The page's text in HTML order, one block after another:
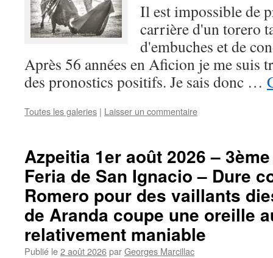
Il est impossible de
carrière d'un torero
d'embuches et de
Après 56 années en Aficion je me suis
des pronostics positifs. Je sais donc …
Toutes les galeries | Laisser un commentaire
Azpeitia 1er août 2026 –
Feria de San Ignacio – Dure
Romero pour des vaillants
de Aranda coupe une oreille
relativement maniable
Publié le2 août 2026parGeorges Marcillac